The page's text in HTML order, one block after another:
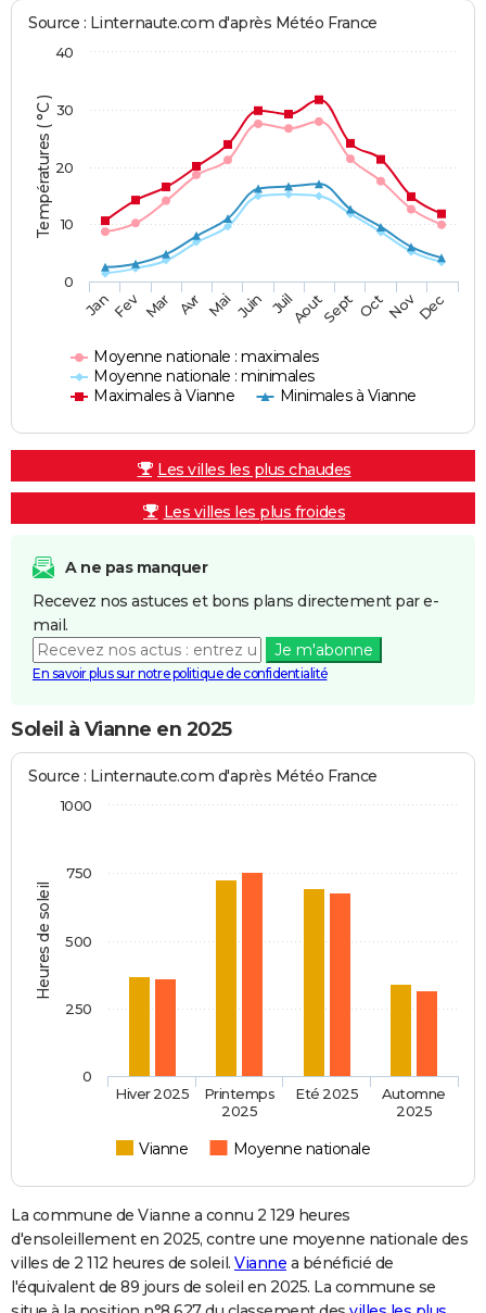
Températures ( °C )
Source : Linternaute.com d'après Météo France
Moyenne nationale : maximales
Moyenne nationale : minimales
Maximales à Vianne
Minimales à Vianne
JanFev Mar Avr Mai Juin JuilAoutSept OctNovDec
0
10
20
30
40
Les villes les plus chaudes
Les villes les plus froides
A ne pas manquer
Recevez nos astuces et bons plans directement par e-
mail.
Je m'abonne
En savoir plus sur notre politique de confidentialité
Soleil à Vianne en 2025
Heures de soleil
Source : Linternaute.com d'après Météo France
Vianne Moyenne nationale
Hiver 2025
Printemps
2025
Eté 2025
Automne
2025
0
250
500
750
1000
La commune de Vianne a connu 2 129 heures
d'ensoleillement en 2025, contre une moyenne nationale des
villes de 2 112 heures de soleil. Vianne a bénéficié de
l'équivalent de 89 jours de soleil en 2025. La commune se